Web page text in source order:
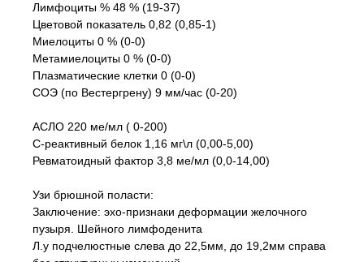
Лимфоциты % 48 % (19-37)
Цветовой показатель 0,82 (0,85-1)
Миелоциты 0 % (0-0)
Метамиелоциты 0 % (0-0)
Плазматические клетки 0 (0-0)
СОЭ (по Вестергрену) 9 мм/час (0-20)
АСЛО 220 ме/мл ( 0-200)
С-реактивный белок 1,16 мг\л (0,00-5,00)
Ревматоидный фактор 3,8 ме/мл (0,0-14,00)
Узи брюшной поласти:
Заключение: эхо-признаки деформации желочного
пузыря. Шейного лимфоденита
Л.у подчелюстные слева до 22,5мм, до 19,2мм справа